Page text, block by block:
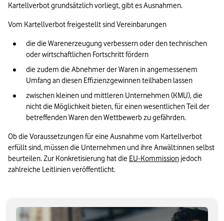
Kartellverbot grundsätzlich vorliegt, gibt es Ausnahmen.
Vom Kartellverbot freigestellt sind Vereinbarungen
die die Warenerzeugung verbessern oder den technischen
oder wirtschaftlichen Fortschritt fördern
die zudem die Abnehmer der Waren in angemessenem
Umfang an diesen Effizienzgewinnen teilhaben lassen
zwischen kleinen und mittleren Unternehmen (KMU), die
nicht die Möglichkeit bieten, für einen wesentlichen Teil der
betreffenden Waren den Wettbewerb zu gefährden.
Ob die Voraussetzungen für eine Ausnahme vom Kartellverbot
erfüllt sind, müssen die Unternehmen und ihre Anwält:innen selbst
beurteilen. Zur Konkretisierung hat die EU-Kommission jedoch
zahlreiche Leitlinien veröffentlicht.